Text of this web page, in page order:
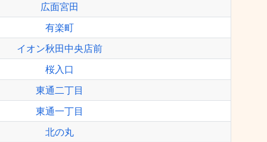
広面宮田
有楽町
イオン秋田中央店前
桜入口
東通二丁目
東通一丁目
北の丸